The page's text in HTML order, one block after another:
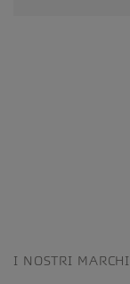
I NOSTRI MARCHI